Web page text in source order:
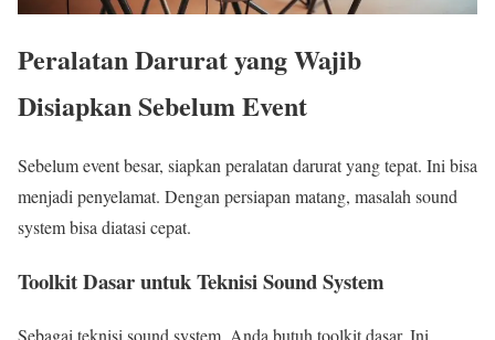
Peralatan Darurat yang Wajib
Disiapkan Sebelum Event
Sebelum event besar, siapkan peralatan darurat yang tepat. Ini bisa
menjadi penyelamat. Dengan persiapan matang, masalah sound
system bisa diatasi cepat.
Toolkit Dasar untuk Teknisi Sound System
Sebagai teknisi sound system, Anda butuh toolkit dasar. Ini